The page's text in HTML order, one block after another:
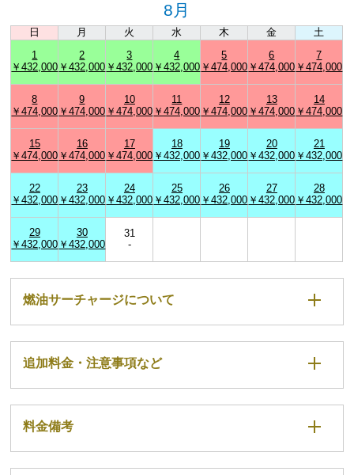
8月
日 月 火 水 木 金 土
1
￥432,000
2
￥432,000
3
￥432,000
4
￥432,000
5
￥474,000
6
￥474,000
7
￥474,000
8
￥474,000
9
￥474,000
10
￥474,000
11
￥474,000
12
￥474,000
13
￥474,000
14
￥474,000
15
￥474,000
16
￥474,000
17
￥474,000
18
￥432,000
19
￥432,000
20
￥432,000
21
￥432,000
22
￥432,000
23
￥432,000
24
￥432,000
25
￥432,000
26
￥432,000
27
￥432,000
28
￥432,000
29
￥432,000
30
￥432,000
31
-
燃油サーチャージについて
追加料金・注意事項など
料金備考